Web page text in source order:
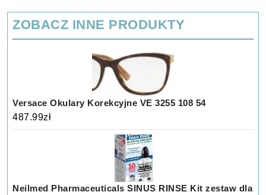
ZOBACZ INNE PRODUKTY
Versace Okulary Korekcyjne VE 3255 108 54
487.99zł
Neilmed Pharmaceuticals SINUS RINSE Kit zestaw dla